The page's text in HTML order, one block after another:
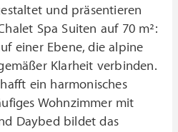
und präsentieren
Spa Suiten auf 70 m²:
einer Ebene, die alpine
Klarheit verbinden.
ein harmonisches
Wohnzimmer mit
Daybed bildet das